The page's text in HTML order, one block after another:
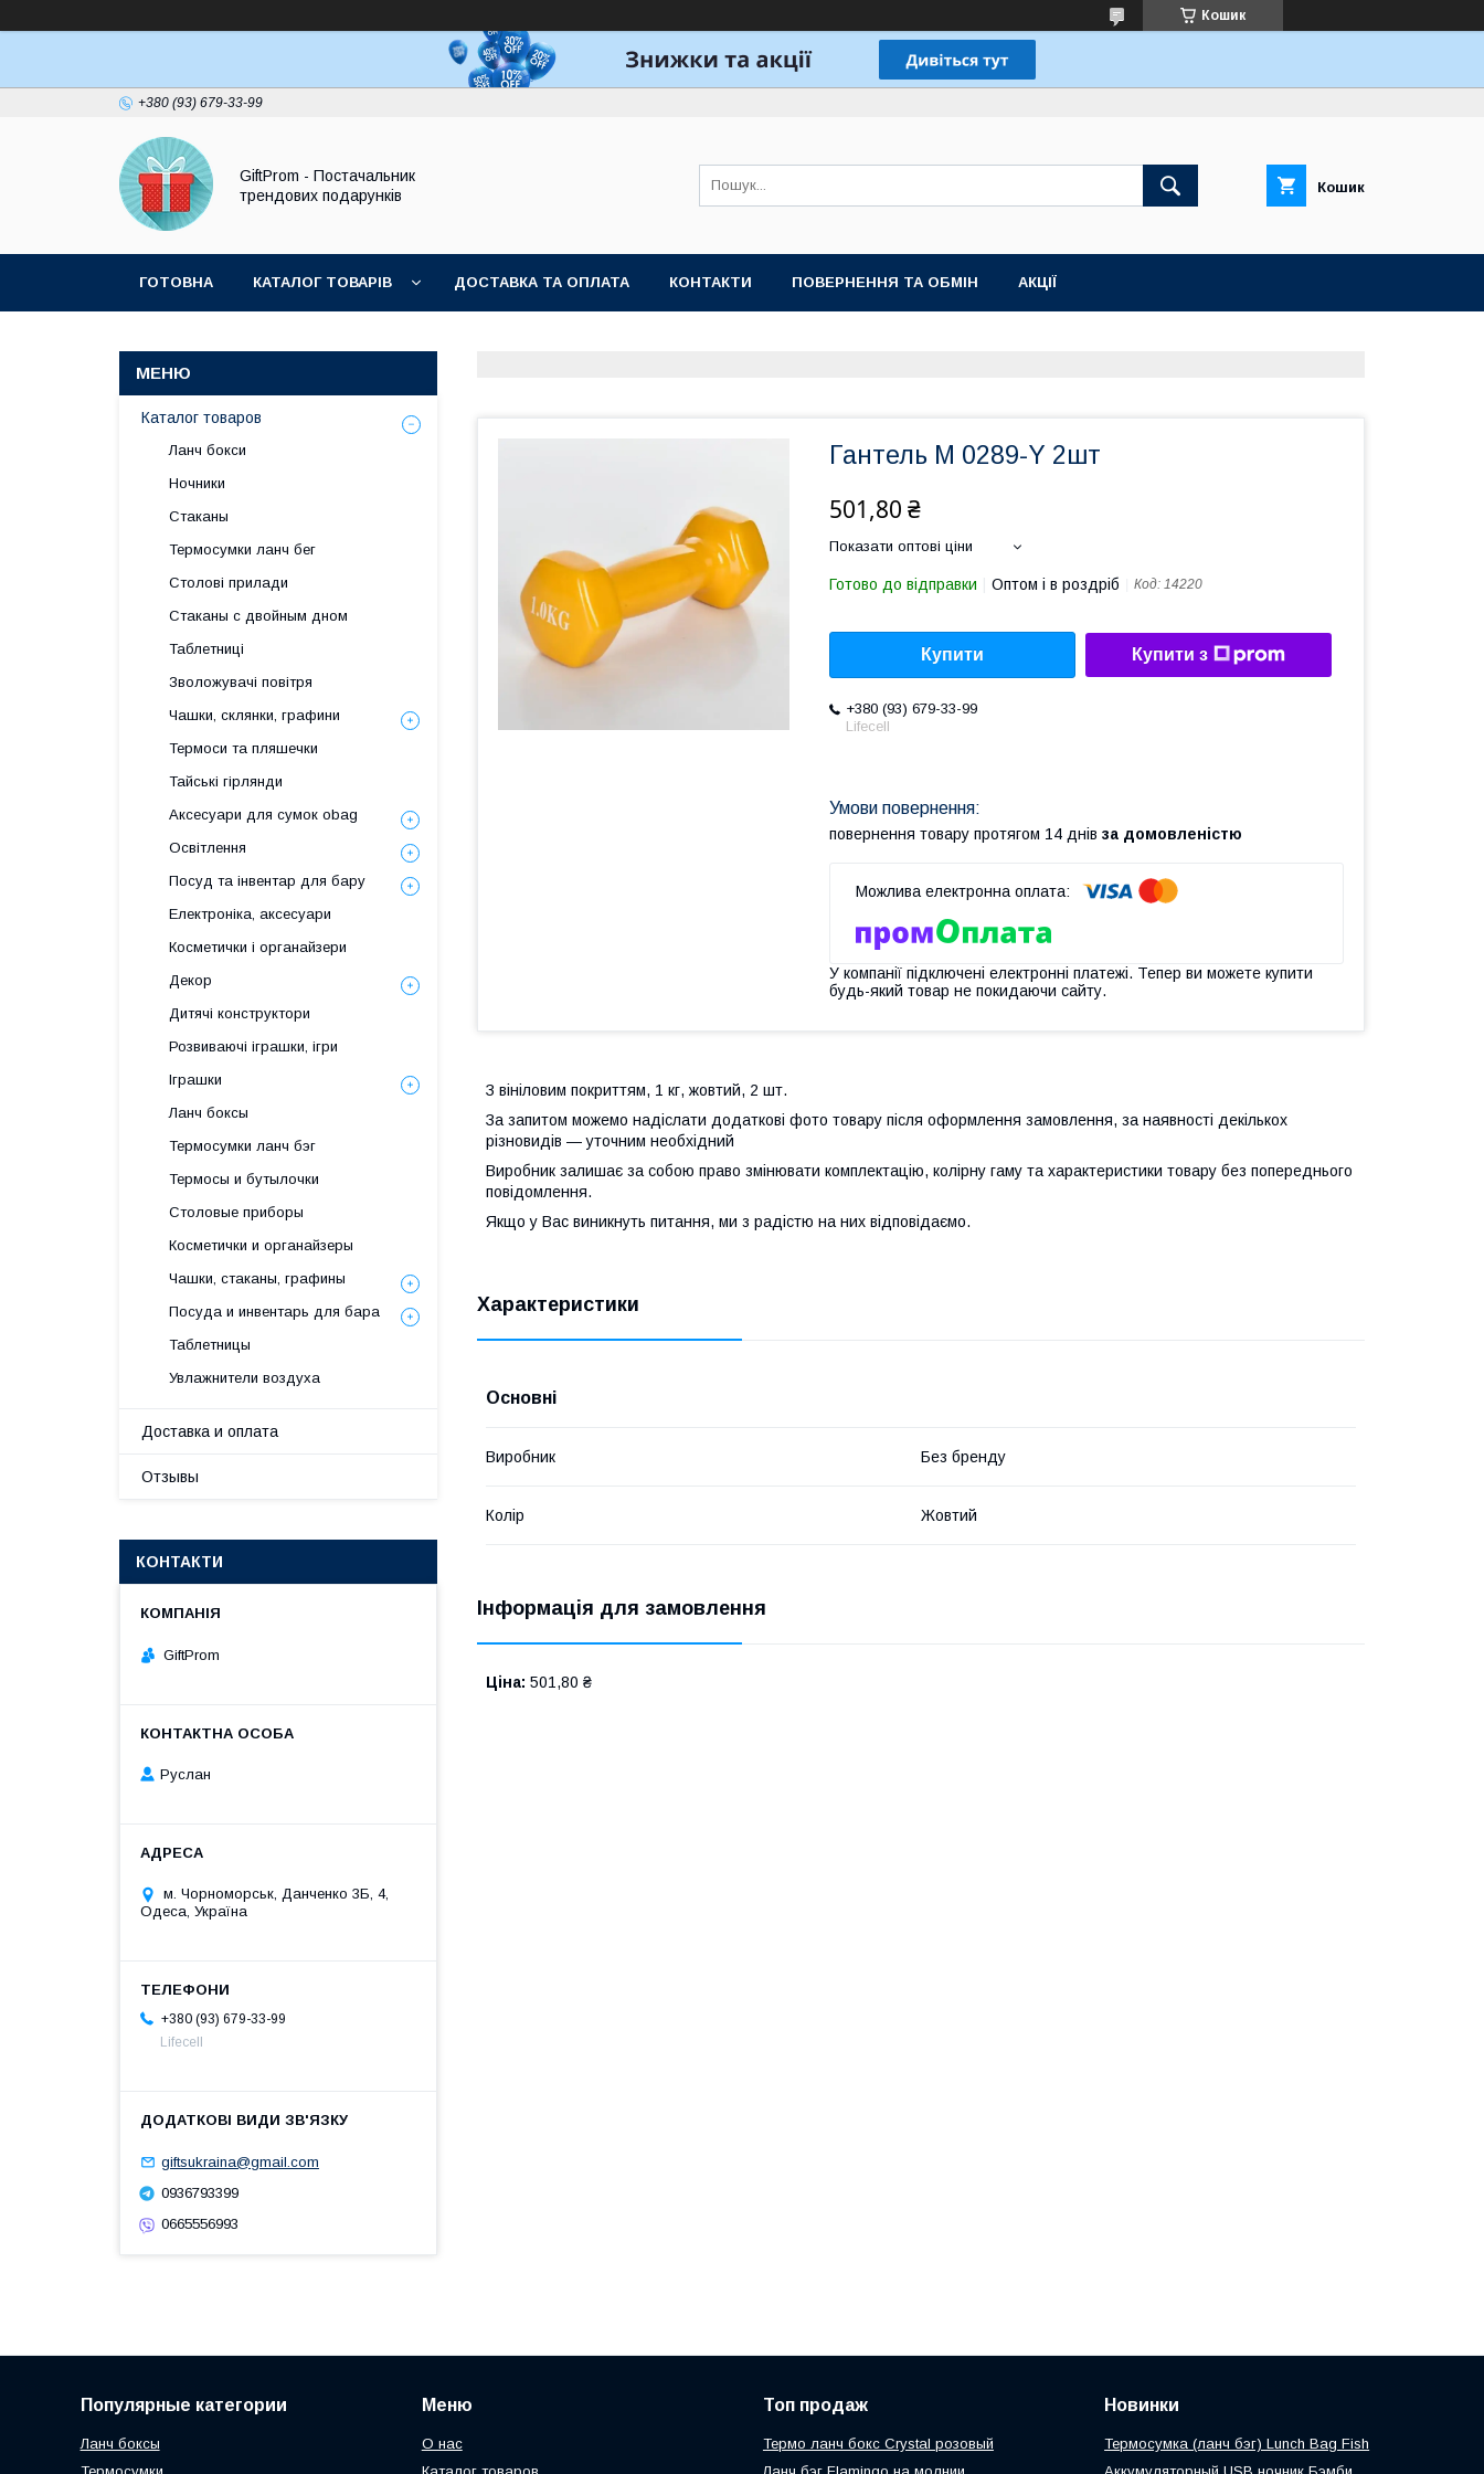
Кошик
+380 (93) 679-33-99
GiftProm - Постачальник
трендових подарунків
Кошик
ГОТОВНА КАТАЛОГ ТОВАРІВ ДОСТАВКА ТА ОПЛАТА КОНТАКТИ ПОВЕРНЕННЯ ТА ОБМІН АКЦІЇ
Гантель M 0289-Y 2шт
501,80 ₴
Показати оптові ціни
Готово до відправки Оптом і в роздріб Код: 14220
Купити Купити з
+380 (93) 679-33-99
Lifecell
повернення товару протягом 14 днів за домовленістю
У компанії підключені електронні платежі. Тепер ви можете купити
будь-який товар не покидаючи сайту.
З вініловим покриттям, 1 кг, жовтий, 2 шт.
За запитом можемо надіслати додаткові фото товару після оформлення замовлення, за наявності декількох
різновидів — уточним необхідний
Виробник залишає за собою право змінювати комплектацію, колірну гаму та характеристики товару без попереднього
повідомлення.
Якщо у Вас виникнуть питання, ми з радістю на них відповідаємо.
Характеристики
Основні
Виробник Без бренду
Колір Жовтий
Інформація для замовлення
Ціна: 501,80 ₴
Каталог товаров
Ланч бокси
Ночники
Стаканы
Термосумки ланч бег
Столові прилади
Стаканы с двойным дном
Таблетниці
Зволожувачі повітря
Чашки, склянки, графини
Термоси та пляшечки
Тайські гірлянди
Аксесуари для сумок obag
Освітлення
Посуд та інвентар для бару
Електроніка, аксесуари
Косметички і органайзери
Декор
Дитячі конструктори
Розвиваючі іграшки, ігри
Іграшки
Ланч боксы
Термосумки ланч бэг
Термосы и бутылочки
Столовые приборы
Косметички и органайзеры
Чашки, стаканы, графины
Посуда и инвентарь для бара
Таблетницы
Увлажнители воздуха
Доставка и оплата
Отзывы
КОНТАКТИ
GiftProm
Руслан
м. Чорноморськ, Данченко 3Б, 4,
Одеса, Україна
+380 (93) 679-33-99
Lifecell
giftsukraina@gmail.com
0936793399
0665556993
Популярные категории
Ланч боксы
Меню
О нас
Топ продаж
Термо ланч бокс Crystal розовый
Новинки
Термосумка (ланч бэг) Lunch Bag Fish